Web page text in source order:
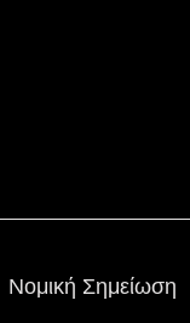
Νομική Σημείωση